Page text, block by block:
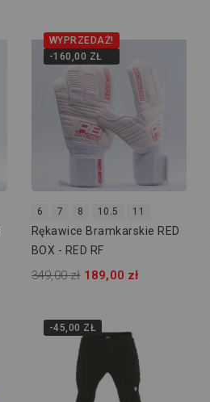
WYPRZEDAŻ!
-160,00 ZŁ
6 7 8 10.5 11
Rękawice Bramkarskie RED
BOX - RED RF
349,00 zł 189,00 zł
-45,00 ZŁ